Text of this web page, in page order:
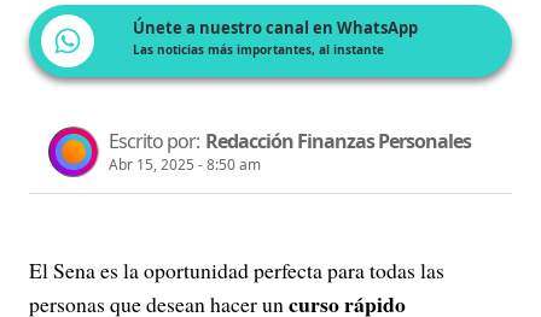
Únete a nuestro canal en WhatsApp
Las noticias más importantes, al instante
Escrito por: Redacción Finanzas Personales
Abr 15, 2025 - 8:50 am
El Sena es la oportunidad perfecta para todas las
personas que desean hacer uncurso rápido